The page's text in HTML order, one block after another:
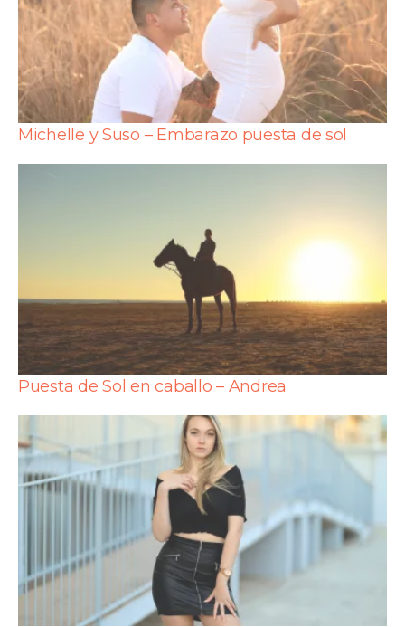
Michelle y Suso – Embarazo puesta de sol
Puesta de Sol en caballo – Andrea